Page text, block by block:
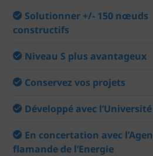
Solutionner +/- 150 nœuds
constructifs
Niveau S plus avantageux
Conservez vos projets
Développé avec
En concertation avec
flamande de l’Energie